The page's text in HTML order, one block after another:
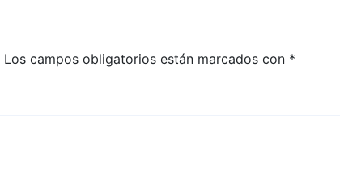
Los campos obligatorios están marcados con *